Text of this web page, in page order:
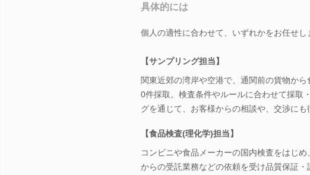
具体的には
個人の適性に合わせて、いずれかをお任せし
【サンプリング担当】
関東近郊の湾岸や空港で、通関前の貨物か
0件採取。検査条件やルールに合わせて採取
グを通じて、お客様からの相談や、交渉にも
【食品検査(理化学)担当】
コンビニや食品メーカーの国内検査をはじ
からの受託業務などの依頼を受け品質保証